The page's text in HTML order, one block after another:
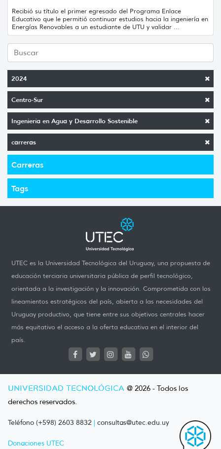
2024
Centro-Sur
Ingeniería en Agua y Desarrollo Sostenible
carreras
Carreras
Tags
Recibió su título el primer egresado del Programa Enlace
Educativo que le permitió continuar estudios hacia la ingeniería en
Energías Renovables a un estudiante de UTU y validar ...
UTEC es la Universidad Tecnológica del Uruguay, una propuesta de
educación terciaria universitaria pública de perfil tecnológico,
orientada a la investigación y la innovación. Comprometida con los
lineamientos estratégicos del país, abierta a las necesidades del
Uruguay productivo, que tiene entre sus objetivos centrales hacer
más equitativo el acceso a la oferta educativa en el interior del
país.
UNIVERSIDAD TECNOLÓGICA @ 2026 - Todos los
derechos reservados.
Teléfono (+598) 2603 8832 | consultas@utec.edu.uy
Donaciones UTEC